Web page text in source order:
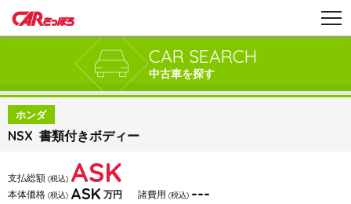
CAR SEARCH
中古車を探す
ホンダ
NSX 書類付きボディー
支払総額 (税込) ASK
本体価格 (税込) ASK 万円 諸費用 (税込) ---